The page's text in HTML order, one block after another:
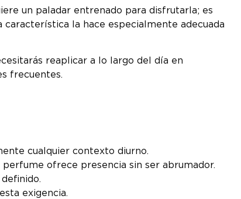
un paladar entrenado para disfrutarla; es
la hace especialmente adecuada
reaplicar a lo largo del día en
frecuentes.
cualquier contexto diurno.
ofrece presencia sin ser abrumador.
exigencia.